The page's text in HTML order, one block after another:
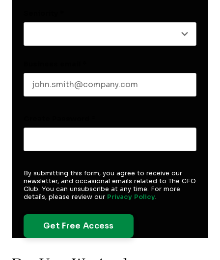
By submitting this form, you agree to receive our
newsletter, and occasional emails related to The CFO
Club. You can unsubscribe at any time. For more
details, please review our Privacy Policy.